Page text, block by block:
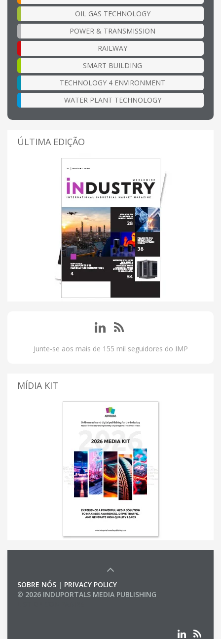
OIL GAS TECHNOLOGY
POWER & TRANSMISSION
RAILWAY
SMART BUILDING
TECHNOLOGY 4 ENVIRONMENT
WATER PLANT TECHNOLOGY
ÚLTIMA EDIÇÃO
Junte-se aos mais de 155 mil seguidores do IMP
MÍDIA KIT
SOBRE NÓS | PRIVACY POLICY
© 2026 INDUPORTALS MEDIA PUBLISHING